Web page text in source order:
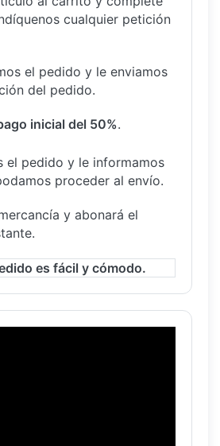
cualquier petición
el pedido y le enviamos
del pedido.
inicial del 50%.
el pedido y le informamos
proceder al envío.
y abonará el
es fácil y cómodo.